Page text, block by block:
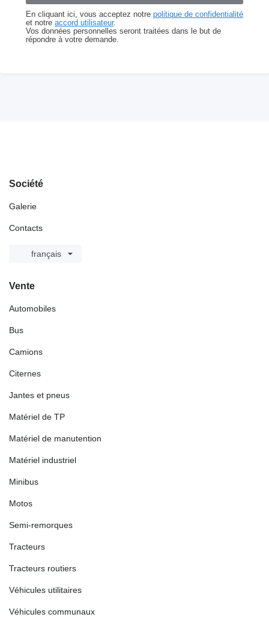
En cliquant ici, vous acceptez notre politique de confidentialité
et notre accord utilisateur.
Vos données personnelles seront traitées dans le but de
répondre à votre demande.
Société
Galerie
Contacts
français
Vente
Automobiles
Bus
Camions
Citernes
Jantes et pneus
Matériel de TP
Matériel de manutention
Matériel industriel
Minibus
Motos
Semi-remorques
Tracteurs
Tracteurs routiers
Véhicules utilitaires
Véhicules communaux